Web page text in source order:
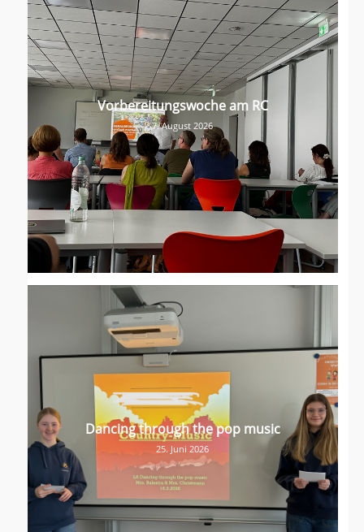
Vorbereitungswoche am RC
7. August 2026
Dancing through the pop music
25. Juni 2026